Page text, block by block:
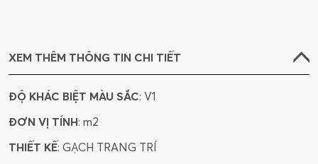
XEM THÊM THÔNG TIN CHI TIẾT
ĐỘ KHÁC BIỆT MÀU SẮC: V1
ĐƠN VỊ TÍNH: m2
THIẾT KẾ: GẠCH TRANG TRÍ